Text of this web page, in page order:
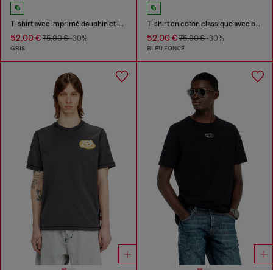
T-shirt avec imprimé dauphin et logo
52,00 € 75,00 €-30%
GRIS
T-shirt en coton classique avec bandes framis
52,00 €75,00 €-30%
BLEU FONCÉ